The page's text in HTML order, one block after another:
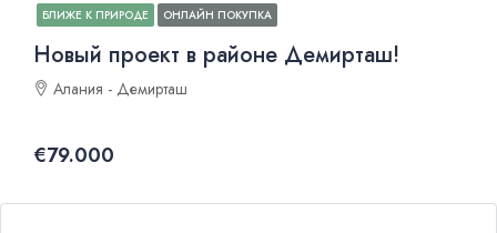
БЛИЖЕ К ПРИРОДЕ
ОНЛАЙН ПОКУПКА
Новый проект в районе Демирташ!
Алания - Демирташ
€79.000